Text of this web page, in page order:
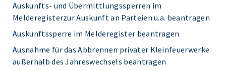
Auskunfts- und Übermittlungssperren im
Melderegisterzur Auskunft an Parteien u.a. beantragen
Auskunftssperre im Melderegister beantragen
Ausnahme für das Abbrennen privater Kleinfeuerwerke
außerhalb des Jahreswechsels beantragen